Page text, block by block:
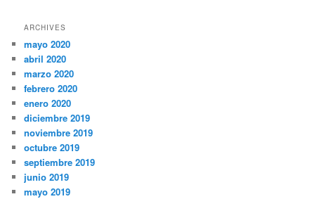
ARCHIVES
mayo 2020
abril 2020
marzo 2020
febrero 2020
enero 2020
diciembre 2019
noviembre 2019
octubre 2019
septiembre 2019
junio 2019
mayo 2019